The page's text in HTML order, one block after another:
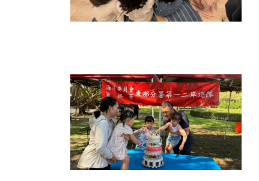
2+
66+
宗教
200+
161+
旅遊